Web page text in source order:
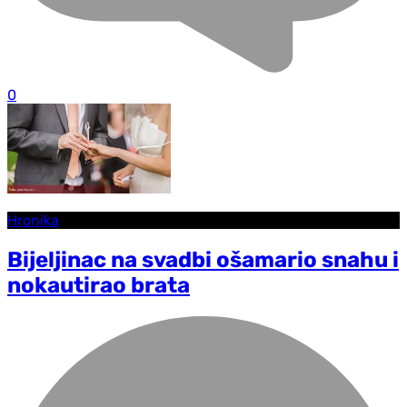
0
Hronika
Bijeljinac na svadbi ošamario snahu i
nokautirao brata